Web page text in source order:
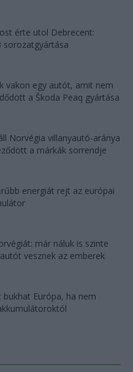
érte utol Debrecent:
sorozatgyártása
vakon egy autót, amit nem
a Škoda Peaq gyártása
Norvégia villanyautó-aránya
a márkák sorrendje
energiát rejt az európai
már náluk is szinte
vesznek az emberek
bukhat Európa, ha nem